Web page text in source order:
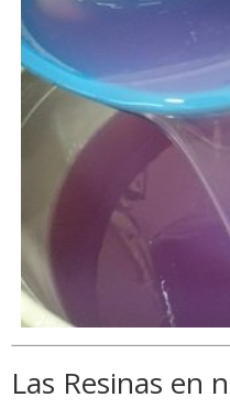
Las Resinas en